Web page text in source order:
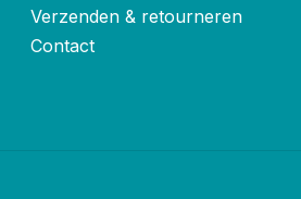
Verzenden & retourneren
Contact